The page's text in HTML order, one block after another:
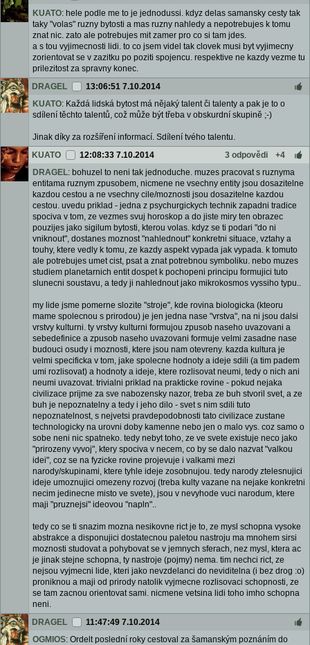
KUATO: hele podle me to je jednodussi. kdyz delas samansky cesty tak
taky "volas" ruzny bytosti a mas ruzny nahledy a nepotrebujes k tomu
znat nic. zato ale potrebujes mit zamer pro co si tam jdes.
a s tou vyjimecnosti lidi. to co jsem videl tak clovek musi byt vyjimecny
zorientovat se v zazitku po poziti spojencu. respektive ne kazdy vezme tu
prilezitost za spravny konec.
DRAGEL
13:06:51 7.10.2014
KUATO: Každá lidská bytost má nějaký talent či talenty a pak je to o
sdílení těchto talentů, což může být třeba v obskurdní skupině ;-)
Jinak díky za rozšíření informací. Sdílení tvého talentu.
KUATO
12:08:33 7.10.2014 3 odpovědi
+4
DRAGEL: bohuzel to neni tak jednoduche. muzes pracovat s ruznyma
entitama ruznym zpusobem, nicmene ne vsechny entity jsou dosazitelne
kazdou cestou a ne vsechny cile/moznosti jsou dosazitelne kazdou
cestou. uvedu priklad - jedna z psychurgickych technik zapadni tradice
spociva v tom, ze vezmes svuj horoskop a do jiste miry ten obrazec
pouzijes jako sigilum bytosti, kterou volas. kdyz se ti podari "do ni
vniknout", dostanes moznost "nahlednout" konkretni situace, vztahy a
touhy, ktere vedly k tomu, ze kazdy aspekt vypada jak vypada. k tomuto
ale potrebujes umet cist, psat a znat potrebnou symboliku. nebo muzes
studiem planetarnich entit dospet k pochopeni principu formujici tuto
slunecni soustavu, a tedy ji nahlednout jako mikrokosmos vyssiho typu..
my lide jsme pomerne slozite "stroje", kde rovina biologicka (kteoru
mame spolecnou s prirodou) je jen jedna nase "vrstva", na ni jsou dalsi
vrstvy kulturni. ty vrstvy kulturni formujou zpusob naseho uvazovani a
sebedefinice a zpusob naseho uvazovani formuje velmi zasadne nase
budouci osudy i moznosti, ktere jsou nam otevreny. kazda kultura je
velmi specificka v tom, jake spolecne hodnoty a ideje sdili (a tim padem
umi rozlisovat) a hodnoty a ideje, ktere rozlisovat neumi, tedy o nich ani
neumi uvazovat. trivialni priklad na prakticke rovine - pokud nejaka
civilizace prijme za sve nabozensky nazor, treba ze buh stvoril svet, a ze
buh je nepoznatelny a tedy i jeho dilo - svet s nim sdili tuto
nepoznatelnost, s nejvetsi pravdepodobnosti tato civilizace zustane
technologicky na urovni doby kamenne nebo jen o malo vys. coz samo o
sobe neni nic spatneko. tedy nebyt toho, ze ve svete existuje neco jako
"prirozeny vyvoj", ktery spociva v necem, co by se dalo nazvat "valkou
idei", coz se na fyzicke rovine projevuje i valkami mezi
narody/skupinami, ktere tyhle ideje zosobnujou. tedy narody ztelesnujici
ideje umoznujici omezeny rozvoj (treba kulty vazane na nejake konkretni
necim jedinecne misto ve svete), jsou v nevyhode vuci narodum, ktere
maji "pruznejsi" ideovou "napln"..
tedy co se ti snazim mozna nesikovne rict je to, ze mysl schopna vysoke
abstrakce a disponujici dostatecnou paletou nastroju ma mnohem sirsi
moznosti studovat a pohybovat se v jemnych sferach, nez mysl, ktera ac
je jinak stejne schopna, ty nastroje (pojmy) nema. tim nechci rict, ze
nejsou vyjmecni lide, kteri jako nevzdelanci do neviditelna (i bez drog :o)
proniknou a maji od prirody natolik vyjmecne rozlisovaci schopnosti, ze
se tam zacnou orientovat sami. nicmene vetsina lidi toho imho schopna
neni.
DRAGEL
11:47:49 7.10.2014
OGMIOS: Ordelt poslední roky cestoval za šamanským poznáním do